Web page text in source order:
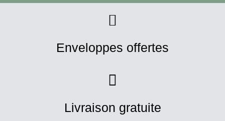
Enveloppes offertes
Livraison gratuite